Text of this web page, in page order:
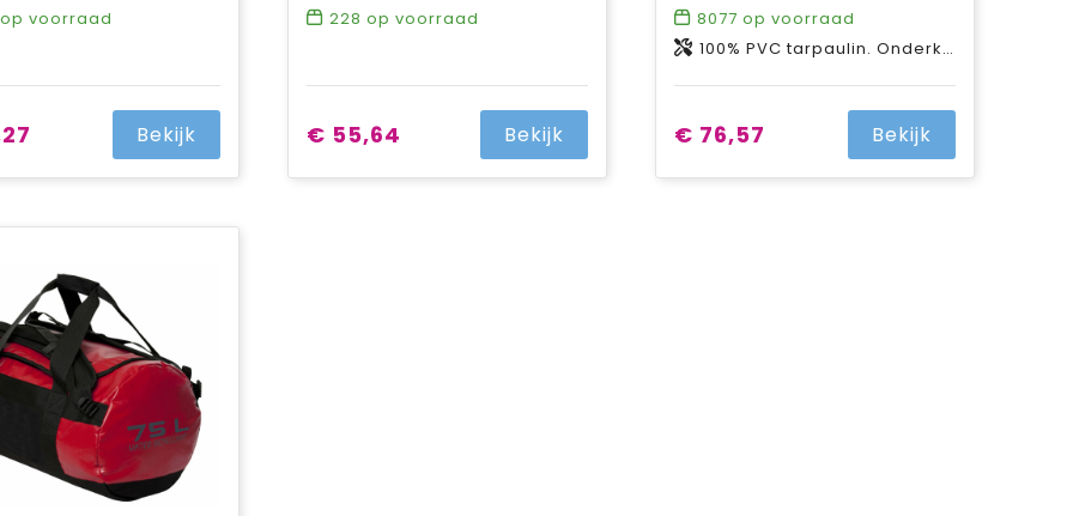
voorraad
Bekijk
228 op voorraad
€ 55,64 Bekijk
8077 op voorraad
100% PVC tarpaulin. Onderkant en zijkanten: polyester.
€ 76,57 Bekijk